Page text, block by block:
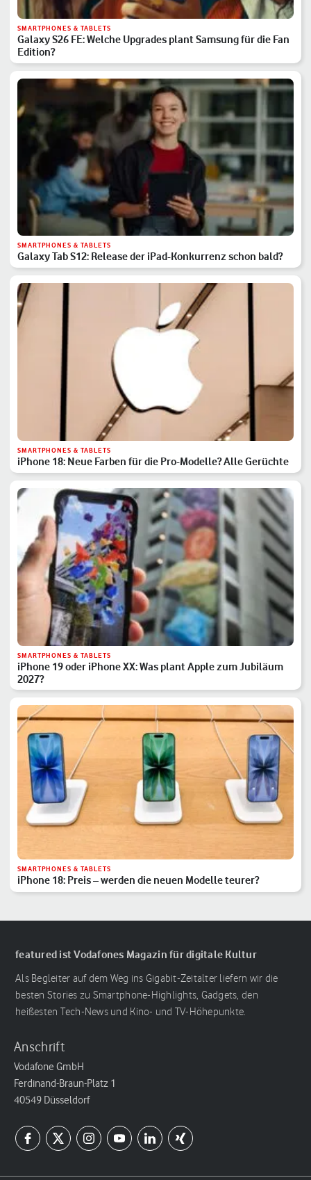
SMARTPHONES & TABLETS
Galaxy S26 FE: Welche Upgrades plant Samsung für die Fan
Edition?
SMARTPHONES & TABLETS
Galaxy Tab S12: Release der iPad-Konkurrenz schon bald?
SMARTPHONES & TABLETS
iPhone 18: Neue Farben für die Pro-Modelle? Alle Gerüchte
SMARTPHONES & TABLETS
iPhone 19 oder iPhone XX: Was plant Apple zum Jubiläum
2027?
SMARTPHONES & TABLETS
iPhone 18: Preis – werden die neuen Modelle teurer?
featured ist Vodafones Magazin für digitale Kultur
Als Begleiter auf dem Weg ins Gigabit-Zeitalter liefern wir die
besten Stories zu Smartphone-Highlights, Gadgets, den
heißesten Tech-News und Kino- und TV-Höhepunkte.
Anschrift
Vodafone GmbH
Ferdinand-Braun-Platz 1
40549 Düsseldorf